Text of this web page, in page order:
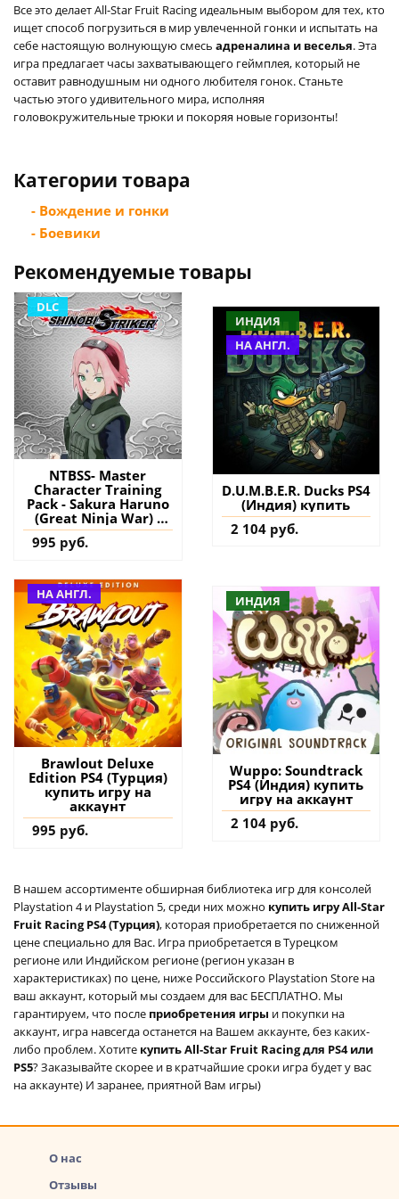
Все это делает All-Star Fruit Racing идеальным выбором для тех, кто
ищет способ погрузиться в мир увлеченной гонки и испытать на
себе настоящую волнующую смесь адреналина и веселья. Эта
игра предлагает часы захватывающего геймплея, который не
оставит равнодушным ни одного любителя гонок. Станьте
частью этого удивительного мира, исполняя
головокружительные трюки и покоряя новые горизонты!
Категории товара
- Вождение и гонки
- Боевики
Рекомендуемые товары
DLC
NTBSS- Master
Character Training
Pack - Sakura Haruno
(Great Ninja War) -
NARUTO TO BORUTO:
SHINOBI STRIKER PS4
дополнение на
аккаунт
995 руб.
ИНДИЯ
НА АНГЛ.
D.U.M.B.E.R. Ducks PS4
(Индия) купить
2 104 руб.
НА АНГЛ.
Brawlout Deluxe
Edition PS4 (Турция)
купить игру на
аккаунт
995 руб.
ИНДИЯ
Wuppo: Soundtrack
PS4 (Индия) купить
игру на аккаунт
2 104 руб.
В нашем ассортименте обширная библиотека игр для консолей
Playstation 4 и Playstation 5, среди них можно купить игру All-Star
Fruit Racing PS4 (Турция), которая приобретается по сниженной
цене специально для Вас. Игра приобретается в Турецком
регионе или Индийском регионе (регион указан в
характеристиках) по цене, ниже Российского Playstation Store на
ваш аккаунт, который мы создаем для вас БЕСПЛАТНО. Мы
гарантируем, что после приобретения игры и покупки на
аккаунт, игра навсегда останется на Вашем аккаунте, без каких-
либо проблем. Хотите купить All-Star Fruit Racing для PS4 или
PS5? Заказывайте скорее и в кратчайшие сроки игра будет у вас
на аккаунте) И заранее, приятной Вам игры)
О нас
Отзывы